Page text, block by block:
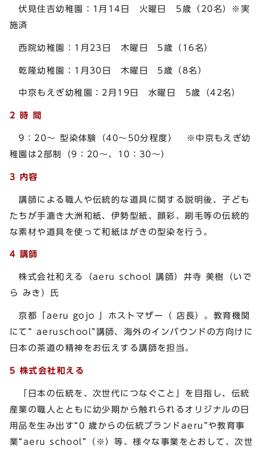
伏見住吉幼稚園：1月14日 火曜日 5歳（20名）※実
施済
西院幼稚園：1月23日 木曜日 5歳（16名）
乾隆幼稚園：1月30日 木曜日 5歳（8名）
中京もえぎ幼稚園：2月19日 水曜日 5歳（42名）
2 時 間
9：20～ 型染体験（40～50分程度） ※中京もえぎ幼
稚園は2部制（9：20～、10：30～）
3 内容
講師による職人や伝統的な道具に関する説明後、子ども
たちが手漉き大洲和紙、伊勢型紙、顔彩、刷毛等の伝統的
な素材や道具を使って和紙はがきの型染を行う。
4 講師
株式会社和える（aeru school 講師）井寺 美樹（いで
ら みき）氏
京都「aeru gojo 」ホストマザー（ 店長）。教育機関
にて“ aeruschool”講師、海外のインバウンドの方向けに
日本の茶道の精神をお伝えする講師を担当。
5 株式会社和える
「日本の伝統を、次世代につなぐこと」を目指し、伝統
産業の職人とともに幼少期から触れられるオリジナルの日
用品を生み出す“0 歳からの伝統ブランドaeru”や教育事
業“aeru school”（※）等、様々な事業をとおして、次世